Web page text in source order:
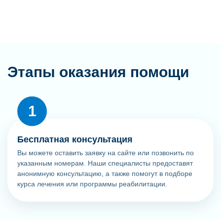
Этапы оказания помощи
Бесплатная консультация
Вы можете оставить заявку на сайте или позвонить по
указанным номерам. Наши специалисты предоставят
анонимную консультацию, а также помогут в подборе
курса лечения или программы реабилитации.